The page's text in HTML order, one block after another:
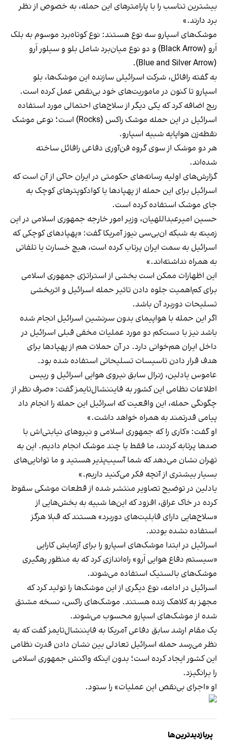
بیشترین تناسب را با پارامترهای این حمله، به خصوص از نظر
برد دارند.»
موشک‌های اسپارو سه نوع هستند: نوع کوتاه‌برد موسوم به بلک
اَرو (Black Arrow) و دو نوع میان‌برد شامل بلو و سیلور اَرو
(Blue and Silver Arrow).
به گفته رافائل، شرکت اسرائیلی سازنده این موشک‌ها، بلو
اسپارو تا کنون در ماموریت‌های خود بی‌نقص عمل کرده‌ است.
ریج اضافه کرد که یکی دیگر از سلاح‌های احتمالی مورد استفاده
اسرائیل در این حمله موشک‌ راکس (Rocks)
است؛ نوعی موشک
نقطه‌زن هواپایه شبیه اسپارو.
هر دو موشک از سوی گروه فن‌آوری دفاعی رافائل ساخته
شده‌اند.
گزارش‌های اولیه رسانه‌های حکومتی در ایران حاکی از آن است که
اسرائیل برای این حمله از پهپادها یا کوادکوپترهای کوچک به
جای موشک استفاده کرده ‌است.
حسین امیرعبداللهیان، وزیر امور خارجه جمهوری اسلامی در این
زمینه به شبکه ان‌بی‌سی نیوز آمریکا گفت: «پهپادهای کوچکی که
اسرائیل به سمت ایران پرتاب کرده ‌است، هیچ خسارت یا تلفاتی
به همراه نداشته‌اند.»
این اظهارات ممکن است بخشی از استراتژی جمهوری اسلامی
برای کم‌اهمیت جلوه‌ دادن تاثیر حمله اسرائیل و اثربخشی
تسلیحات دوربرد آن باشد.
اگر این حمله با هواپیمای بدون سرنشین اسرائیل انجام شده
‌باشد نیز با دست‌کم دو مورد عملیات مخفی قبلی اسرائیل در
داخل ایران هم‌خوانی دارد. در آن حملات هم از پهپادها برای
هدف قرار دادن تاسیسات تسلیحاتی استفاده شده بود.
عاموس یادلین، ژنرال سابق نیروی هوایی اسرائیل و رییس
اطلاعات نظامی این کشور به فایننشال‌تایمز گفت: «صرف‌ نظر از
چگونگی حمله، این واقعیت که اسرائیل این حمله را انجام داد
پیامی قدرتمند به همراه خواهد ‌داشت.»
او گفت: «کاری را که جمهوری اسلامی و نیروهای نیابتی‌اش با
صدها پرتابه کردند، ما فقط با چند موشک انجام دادیم. این به
تهران نشان می‌دهد که شما آسیب‌پذیر هستید و ما توانایی‌های
بسیار بیشتری از آنچه فکر می‌کنید داریم.»
یادلین در توضیح تصاویر منتشر شده از قطعات موشکی سقوط
کرده در خاک عراق، افزود که این‌ها شبیه به بخش‌هایی از
«سلاح‌هایی دارای قابلیت‌های دوربرد» هستند که قبلا هرگز
استفاده نشده بودند.
اسرائیل در ابتدا موشک‌های اسپارو را برای آزمایش کارایی
«سیستم دفاع هوایی اَرو» راه‌اندازی کرد که به منظور رهگیری
موشک‌های بالستیک استفاده می‌شوند.
اسرائیل در ادامه، نوع دیگری از این موشک‌ها را تولید کرد که
مجهز به کلاهک زنده هستند. موشک‌های راکس، نسخه مشتق
شده از موشک‌های اسپارو محسوب می‌شوند.
یک مقام ارشد سابق دفاعی آمریکا به فایننشال‌تایمز گفت که به
نظر می‌رسد حمله اسرائیل تعادلی بین نشان‌ دادن قدرت نظامی
این کشور ایجاد کرده است؛ بدون اینکه واکنش جمهوری اسلامی
را برانگیزد.
او «اجرای بی‌نقص این عملیات» را ستود.
پربازدیدترین‌ها